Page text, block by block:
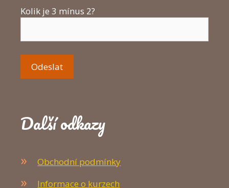
Kolik je 3 mínus 2?
Další odkazy
Obchodní podmínky
Informace o kurzech